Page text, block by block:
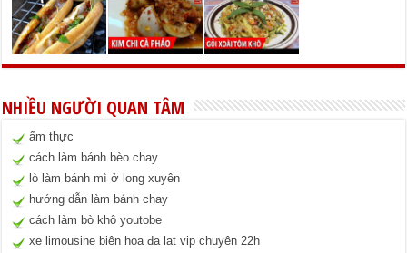
NHIỀU NGƯỜI QUAN TÂM
ẩm thực
cách làm bánh bèo chay
lò làm bánh mì ở long xuyên
hướng dẫn làm bánh chay
cách làm bò khô youtobe
xe limousine biên hoa đa lat vip chuyên 22h